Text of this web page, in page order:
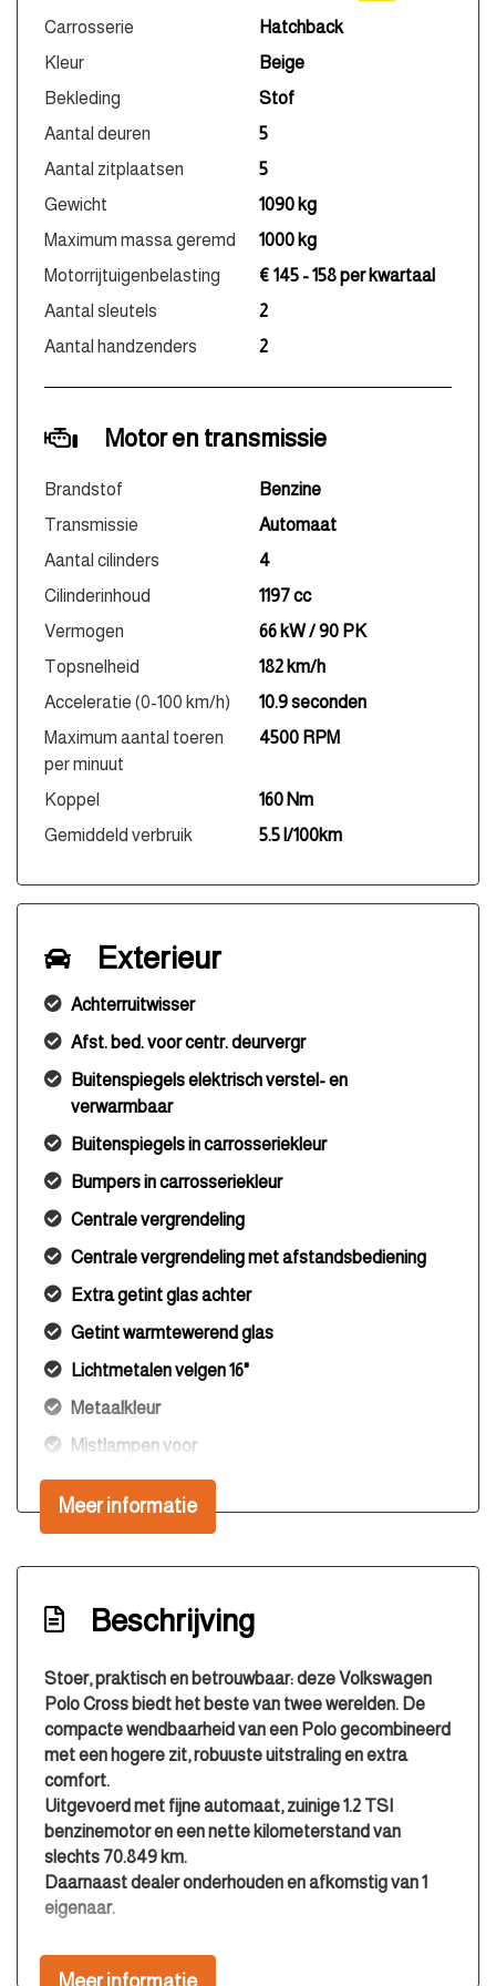
Carrosserie
Hatchback
Kleur
Beige
Bekleding
Stof
Aantal deuren
5
Aantal zitplaatsen
5
Gewicht
1090 kg
Maximum massa geremd
1000 kg
Motorrijtuigenbelasting
€ 145 - 158 per kwartaal
Aantal sleutels
2
Aantal handzenders
2
Motor en transmissie
Brandstof
Benzine
Transmissie
Automaat
Aantal cilinders
4
Cilinderinhoud
1197 cc
Vermogen
66 kW / 90 PK
Topsnelheid
182 km/h
Acceleratie (0-100 km/h)
10.9 seconden
Maximum aantal toeren
per minuut
4500 RPM
Koppel
160 Nm
Gemiddeld verbruik
5.5 l/100km
Exterieur
Achterruitwisser
Afst. bed. voor centr. deurvergr
Buitenspiegels elektrisch verstel- en
verwarmbaar
Buitenspiegels in carrosseriekleur
Bumpers in carrosseriekleur
Centrale vergrendeling
Centrale vergrendeling met afstandsbediening
Extra getint glas achter
Getint warmtewerend glas
Lichtmetalen velgen 16"
Metaalkleur
Mistlampen voor
Parkeersensor achter
Interieur
Armsteun voor
Electronic climate control
Elektrische ramen achter
Elektrische ramen voor
Elektrische ramen voor en achter
Lederen versnellingspook
Middenarmsteun voor
Sportstoelen
Stuur leder
Meer informatie
Beschrijving
Stoer, praktisch en betrouwbaar: deze Volkswagen
Polo Cross biedt het beste van twee werelden. De
compacte wendbaarheid van een Polo gecombineerd
met een hogere zit, robuuste uitstraling en extra
comfort.
Uitgevoerd met fijneautomaat, zuinige1.2 TSI
benzinemotoren een nette kilometerstand van
slechts 70.849 km.
Daarnaast dealer onderhouden en afkomstig van1
eigenaar.
Service & zekerheid